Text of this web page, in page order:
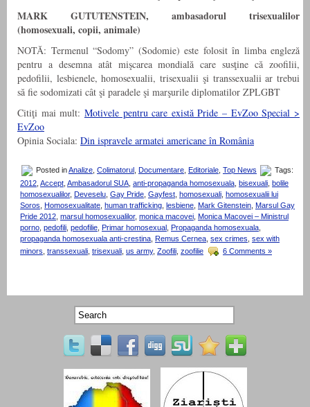
MARK GUTUTENSTEIN, ambasadorul trisexualilor
(homosexuali, copii, animale)
NOTĂ: Termenul “Sodomy” (Sodomie) este folosit în limba engleză
pentru a desemna atât mişcarea mondială care susţine că zoofilii,
pedofilii, lesbienele, homosexualii, trisexualii şi transsexualii ar trebui
să fie sodomizati cât şi paradele şi marşurile diplomatilor ZPLGBT
Citiţi mai mult: Motivele pentru care există Pride – EvZoo Special >
EvZoo
Opinia Sociala: Din ispravele armatei americane în România
Posted inAnalize Colimatorul Documentare Editoriale Top News
Tags:
2012, Accept, Ambasadorul SUA, anti-propaganda homosexuala, bisexuali, bolile
homosexualilor, Deveselu, Gay Pride, Gayfest, homosexuali, homosexualii lui
Soros, Homosexualitate, human trafficking, lesbiene, Mark Gitenstein, Marsul Gay
Pride 2012, marsul homosexualilor, monica macovei, Monica Macovei – Ministrul
porno, pedofili, pedofilie, Primar homosexual , Propaganda homosexuala,
propaganda homosexuala anti-crestina, Remus Cernea, sex crimes, sex with
minors transsexuali trisexuali us army, Zoofili zoofilie 6 Comments »